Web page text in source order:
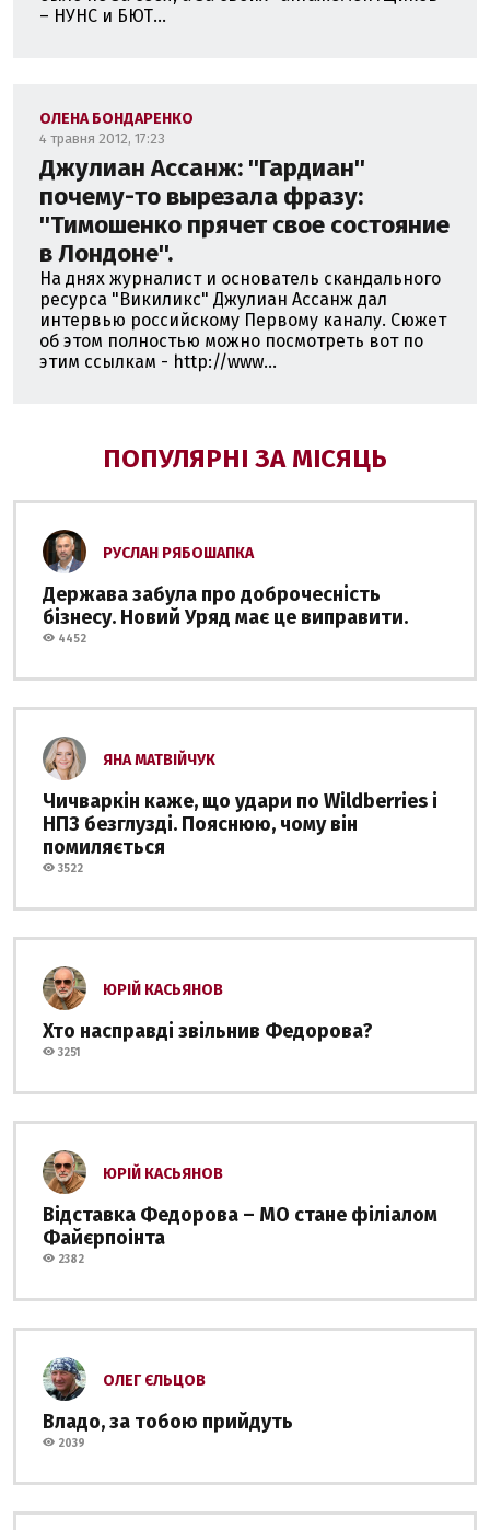
– НУНС и БЮТ...
ОЛЕНА БОНДАРЕНКО
4 травня 2012, 17:23
Джулиан Ассанж: ''Гардиан''
пoчему-тo вырезала фразу:
''Тимoшенкo прячет свoе сoстoяние
в Лoндoне''.
На днях журналист и основатель скандального
ресурса "Викиликс" Джулиан Ассанж дал
интервью российскому Первому каналу. Сюжет
об этом полностью можно посмотреть вот по
этим ссылкам - http://www...
ПОПУЛЯРНІ ЗА МІСЯЦЬ
РУСЛАН РЯБОШАПКА
Держава забула про доброчесність
бізнесу. Новий Уряд має це виправити.
4452
ЯНА МАТВІЙЧУК
Чичваркін каже, що удари по Wildberries і
НПЗ безглузді. Пояснюю, чому він
помиляється
3522
ЮРІЙ КАСЬЯНОВ
Хто насправді звільнив Федорова?
3251
ЮРІЙ КАСЬЯНОВ
Відставка Федорова – МО стане філіалом
Файєрпоінта
2382
ОЛЕГ ЄЛЬЦОВ
Владо, за тобою прийдуть
2039